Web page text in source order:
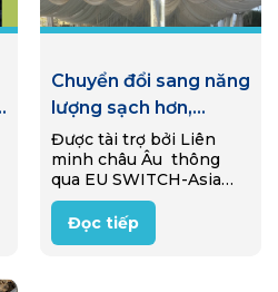
Chuyển đổi sang năng
lượng sạch hơn,
thông qua quá trình
khí hóa sinh khối
Được tài trợ bởi Liên
minh châu Âu thông
qua EU SWITCH-Asia
Programme, một dự án
đã được triển khai từ
2020-2025 nhằm hỗ trợ
Đọc tiếp